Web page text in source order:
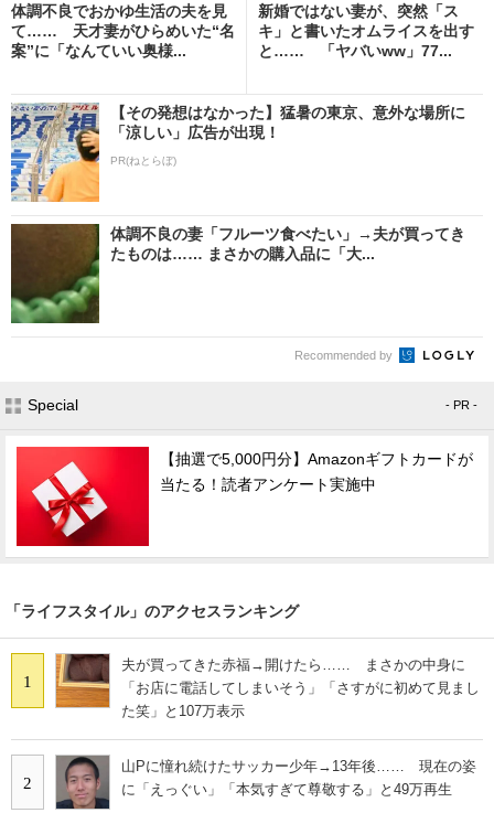
体調不良でおかゆ生活の夫を見
て…… 天才妻がひらめいた“名
案”に「なんていい奥様...
新婚ではない妻が、突然「ス
キ」と書いたオムライスを出す
と…… 「ヤバいww」77...
【その発想はなかった】猛暑の東京、意外な場所に
「涼しい」広告が出現！
PR(ねとらぼ)
体調不良の妻「フルーツ食べたい」→夫が買ってき
たものは…… まさかの購入品に「大...
Recommended by
Special - PR -
【抽選で5,000円分】Amazonギフトカードが
当たる！読者アンケート実施中
「ライフスタイル」のアクセスランキング
1
夫が買ってきた赤福→開けたら…… まさかの中身に
「お店に電話してしまいそう」「さすがに初めて見まし
た笑」と107万表示
2
山Pに憧れ続けたサッカー少年→13年後…… 現在の姿
に「えっぐい」「本気すぎて尊敬する」と49万再生